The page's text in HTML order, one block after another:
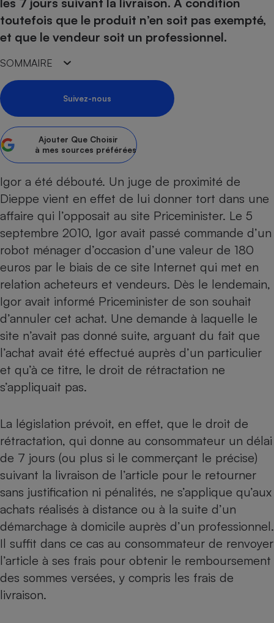
toutefois que le produit n’en soit pas exempté,
et que le vendeur soit un professionnel.
SOMMAIRE
Suivez-nous
Ajouter Que Choisir
à mes sources préférées
Igor a été débouté. Un juge de proximité de
Dieppe vient en effet de lui donner tort dans une
affaire qui l’opposait au site Priceminister. Le 5
septembre 2010, Igor avait passé commande d’un
robot ménager d’occasion d’une valeur de 180
euros par le biais de ce site Internet qui met en
relation acheteurs et vendeurs. Dès le lendemain,
Igor avait informé Priceminister de son souhait
d’annuler cet achat. Une demande à laquelle le
site n’avait pas donné suite, arguant du fait que
l’achat avait été effectué auprès d’un particulier
et qu’à ce titre, le droit de rétractation ne
s’appliquait pas.
La législation prévoit, en effet, que le droit de
rétractation, qui donne au consommateur un délai
de 7 jours (ou plus si le commerçant le précise)
suivant la livraison de l’article pour le retourner
sans justification ni pénalités, ne s’applique qu’aux
achats réalisés à distance ou à la suite d’un
démarchage à domicile auprès d’un professionnel.
Il suffit dans ce cas au consommateur de renvoyer
l’article à ses frais pour obtenir le remboursement
des sommes versées, y compris les frais de
livraison.
Sécurité - Hygiène
Complément
alimentaire
Assurance
Banque - Crédit
Mutuelle
Assurance emprunteur
Circulation routière
Contrôle technique -
Comparateur auto
Supermarché - Drive
Comparatif plaque à
Comparatif hotte
Comparatif cafetière
Comparatif robot cuiseur
Comparatif centrale
Gros électroménager
Petit électroménager -
Lave-linge
Plaque de cuisson à
induction
Comparatif barre de son
Comparatif imprimante
Image et son
Informatique
Internet
Téléphonie
Téléviseur
Téléphone mobile -
Smartphone
Crédit immobilier
Comparatif poêle à
Comparatif radiateur
Chauffage
Produit d'entretien
Sécurité domestique
Radiateur électrique
Mutuelle
Antimoustique
Retraite
Choisir son fioul
Choisir son pellet
Comparateur assurance emprunteur
Energie Moins Chère Ensemble
Tous les comparateurs
Toutes les cartes interactives
Speedtest - Testez le débit de votre
connexion Internet